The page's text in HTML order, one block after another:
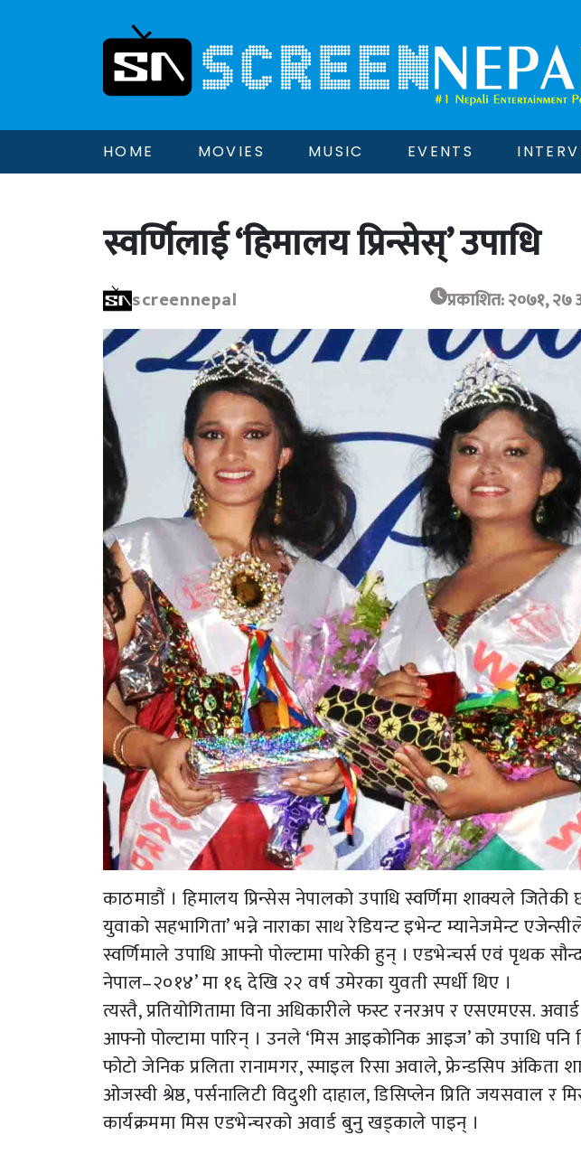
HOME MOVIES MUSIC EVENTS
स्वर्णिलाई ‘हिमालय प्रिन्सेस्’ उपाधि
screennepal प्रकाशित: २०७१, २७
काठमाडौं । हिमालय प्रिन्सेस नेपालको उपाधि स्वर्णिमा शाक्यले
युवाको सहभागिता’ भन्ने नाराका साथ रेडियन्ट इभेन्ट म्यानेजमेन्ट
स्वर्णिमाले उपाधि आफ्नो पोल्टामा पारेकी हुन् । एडभेन्चर्स एवं पृथक
नेपाल–२०१४’ मा १६ देखि २२ वर्ष उमेरका युवती स्पर्धी थिए ।
त्यस्तै, प्रतियोगितामा विना अधिकारीले फस्ट रनरअप र एसएमएस.
आफ्नो पोल्टामा पारिन् । उनले ‘मिस आइकोनिक आइज’ को उपाधि पनि
फोटो जेनिक प्रलिता रानामगर, स्माइल रिसा अवाले, फ्रेन्डसिप अंकिता
ओजस्वी श्रेष्ठ, पर्सनालिटी विदुशी दाहाल, डिसिप्लेन प्रिति जयसवाल र
कार्यक्रममा मिस एडभेन्चरको अवार्ड बुनु खड्काले पाइन् ।